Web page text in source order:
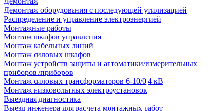
Демонтаж оборудования с последующей утилизацией
Распределение и управление электроэнергией
Монтажные работы
Монтаж шкафов управления
Монтаж кабельных линий
Монтаж силовых шкафов
Монтаж устройств защиты и автоматики/измерительных
приборов /приборов
Монтаж силовых трансформаторов 6-10/0,4 кВ
Монтаж низковольтных электроустановок
Выездная диагностика
Выезд инженера для расчета монтажных работ